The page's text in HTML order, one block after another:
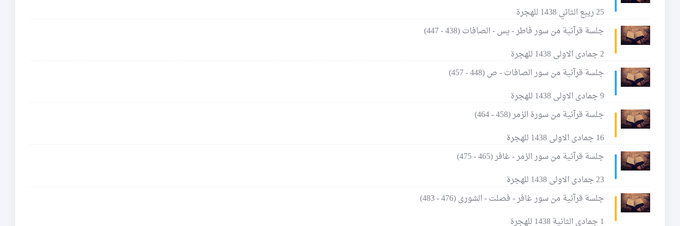
25 ربيع الثاني 1438 للهجرة
جلسة قرآنية من سور فاطر - يس - الصافات (438 - 447)
2 جمادى الاولى 1438 للهجرة
جلسة قرآنية من سور الصافات - ص (448 - 457)
9 جمادى الاولى 1438 للهجرة
جلسة قرآنية من سورة الزمر (458 - 464)
16 جمادى الاولى 1438 للهجرة
جلسة قرآنية من سور الزمر - غافر (465 - 475)
23 جمادى الاولى 1438 للهجرة
جلسة قرآنية من سور غافر - فصلت - الشورى (476 - 483)
1 جمادى الثانية 1438 للهجرة